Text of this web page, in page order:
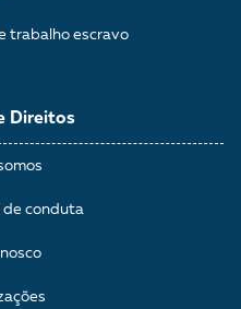
Direitos
de conduta
trabalho escravo